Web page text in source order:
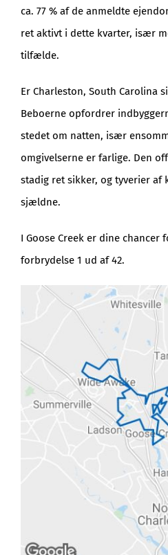
ca. 77 % af de anmeldte
ret aktivt i dette kvarter, især
tilfælde.
Er Charleston, South Carolina
Beboerne opfordrer
stedet om natten, især
omgivelserne er farlige. Den
stadig ret sikker, og tyverier af
sjældne.
I Goose Creek er dine
forbrydelse 1 ud af 42.